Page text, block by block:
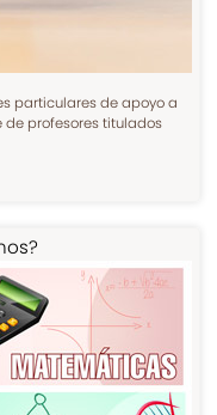
particulares de apoyo a
profesores titulados